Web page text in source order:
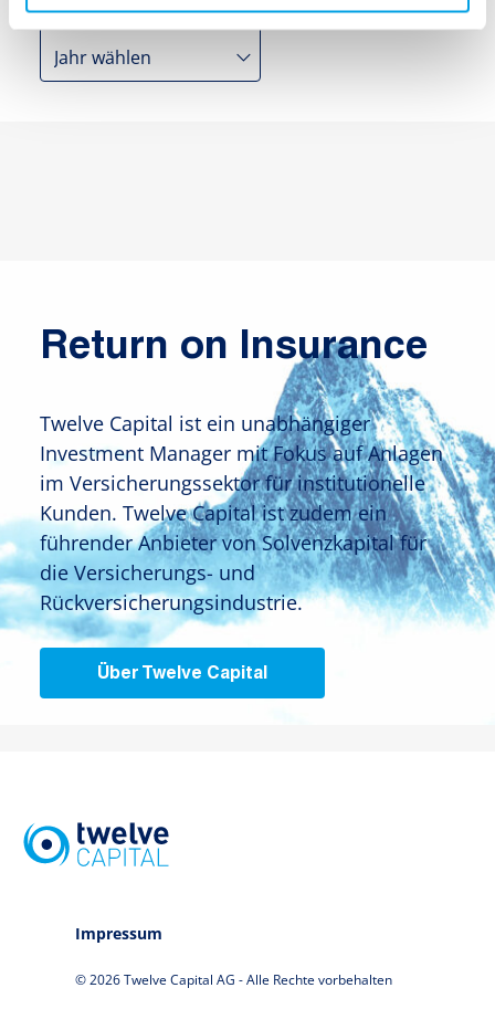
Return on Insurance
Twelve Capital ist ein unabhängiger
Investment Manager mit Fokus auf Anlagen
im Versicherungssektor für institutionelle
Kunden. Twelve Capital ist zudem ein
führender Anbieter von Solvenzkapital für
die Versicherungs- und
Rückversicherungsindustrie.
Über Twelve Capital
Impressum
© 2026 Twelve Capital AG - Alle Rechte vorbehalten